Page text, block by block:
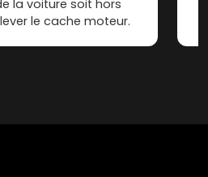
la voiture soit hors
le cache moteur.